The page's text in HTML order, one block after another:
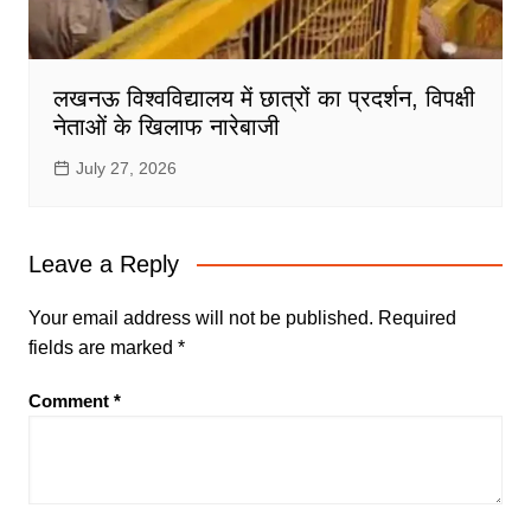
लखनऊ विश्वविद्यालय में छात्रों का प्रदर्शन, विपक्षी
नेताओं के खिलाफ नारेबाजी
July 27, 2026
Leave a Reply
Your email address will not be published. Required
fields are marked *
Comment *